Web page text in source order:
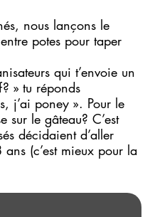
nous lançons le
potes pour taper
qui t’envoie un
» tu réponds
j’ai poney ». Pour le
sur le gâteau? C’est
décidaient d’aller
(c’est mieux pour la